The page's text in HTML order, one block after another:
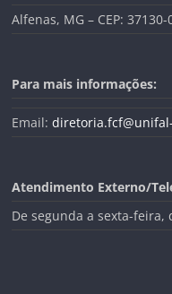
Alfenas, MG – CEP: 37130-
Para mais informações:
Email:
Atendimento Externo/
De segunda a sexta-feira,